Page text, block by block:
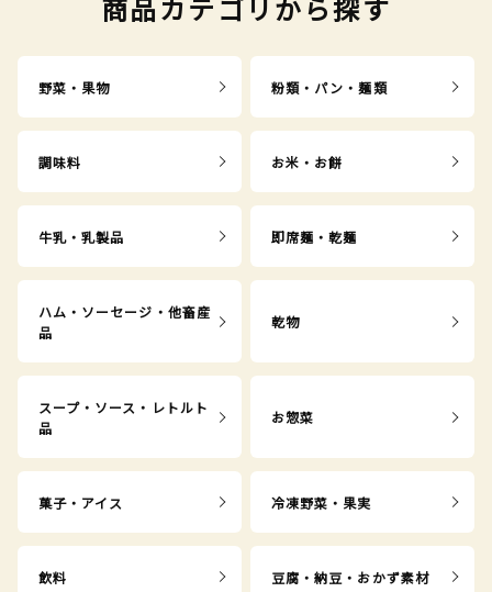
商品カテゴリから探す
野菜・果物 粉類・パン・麺類
調味料 お米・お餅
牛乳・乳製品 即席麺・乾麺
ハム・ソーセージ・他畜産
品
乾物
スープ・ソース・レトルト
品
お惣菜
菓子・アイス 冷凍野菜・果実
飲料 豆腐・納豆・おかず素材